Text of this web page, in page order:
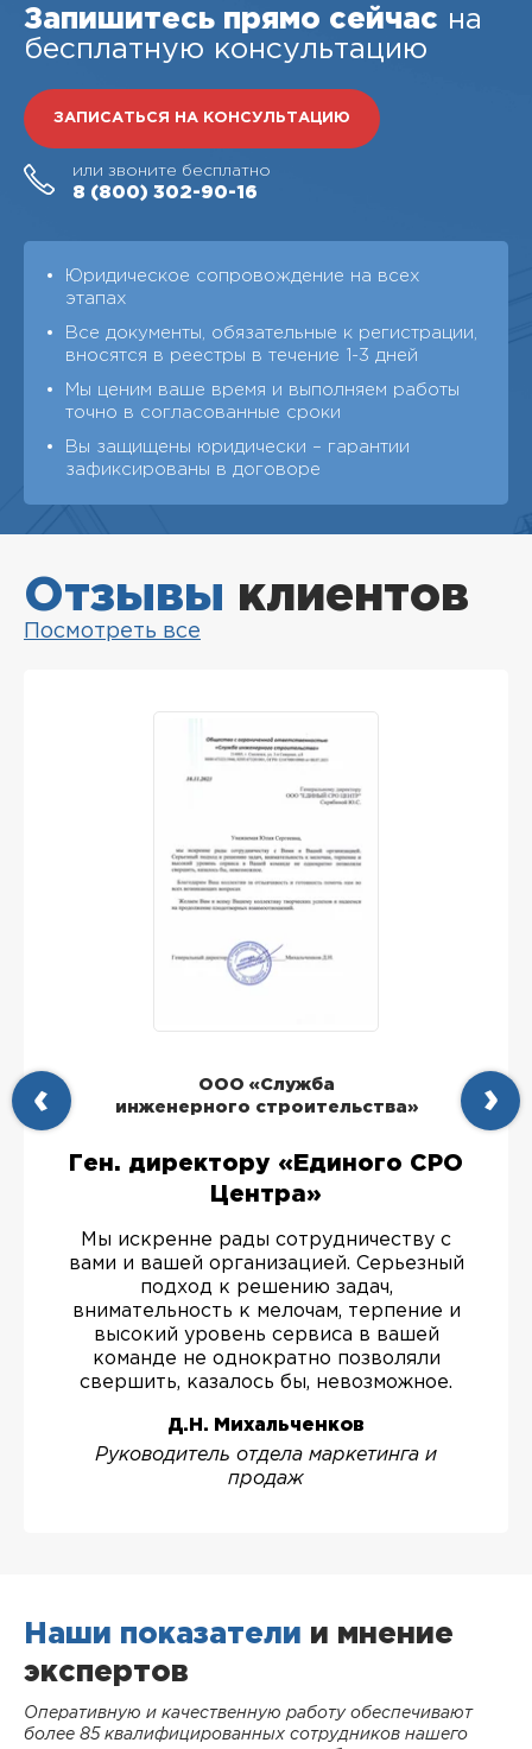
Запишитесь прямо сейчас на
бесплатную консультацию
ЗАПИСАТЬСЯ НА КОНСУЛЬТАЦИЮ
или звоните бесплатно
8 (800) 302-90-16
Юридическое сопровождение на всех
этапах
Все документы, обязательные к регистрации,
вносятся в реестры в течение 1-3 дней
Мы ценим ваше время и выполняем работы
точно в согласованные сроки
Вы защищены юридически – гарантии
зафиксированы в договоре
Отзывы клиентов
Посмотреть все
ООО «Служба
инженерного строительства»
Ген. директору «Единого СРО
Центра»
Мы искренне рады сотрудничеству с
вами и вашей организацией. Серьезный
подход к решению задач,
внимательность к мелочам, терпение и
высокий уровень сервиса в вашей
команде не однократно позволяли
свершить, казалось бы, невозможное.
Д.Н. Михальченков
Руководитель отдела маркетинга и
продаж
Наши показатели и мнение
экспертов
Оперативную и качественную работу обеспечивают
более 85 квалифицированных сотрудников нашего